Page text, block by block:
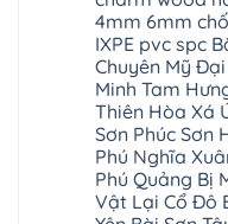
Ninh
Bình
Thái
Bình
Vĩnh
Phúc
Tây
Hồ
Thanh
Hóa
Đống
Đa
Nghệ
An
cầu
giấy
hoành
bồ
hạ
long
ninh
giang
hoàng
mai
quảng
ninh
tây
hồ
Phúc
Lộc
Hát
Môn
Sài
Gòn
Thạch
Thất
Hạ
Bằng
Tây
Phương
tphcm
Hòa
Nội
Sửa
sàn
nhựa
giả
gỗ
Sửa
mặt
bậc
cầu
thang
nhựa
sửa
cửa
nhựa
sàn
gỗ
bị
hở
tại
Hà
Nội
Sửa
sàn
gỗ
công
nghiệp
bị
hở
4mm 6mm
IXPE pvc spc
Chuyên Mỹ
Minh Tam
Thiên Hòa Xá
Sơn Phúc Sơn
Phú Nghĩa
Phú Quảng Bị
Vật Lại Cổ Đô